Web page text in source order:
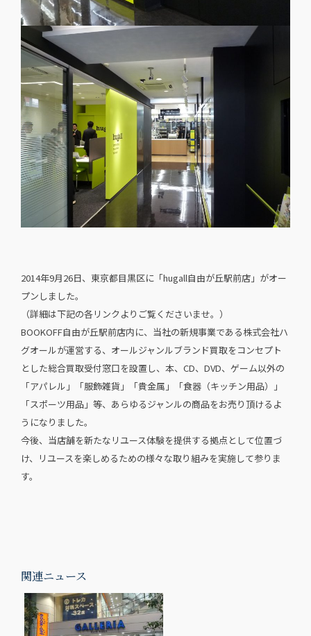
2014年9月26日、東京都目黒区に「hugall自由が丘駅前店」がオー
プンしました。
（詳細は下記の各リンクよりご覧くださいませ。）
BOOKOFF自由が丘駅前店内に、当社の新規事業である株式会社ハ
グオールが運営する、オールジャンルブランド買取をコンセプト
とした総合買取受付窓口を設置し、本、CD、DVD、ゲーム以外の
「アパレル」「服飾雑貨」「貴金属」「食器（キッチン用品）」
「スポーツ用品」等、あらゆるジャンルの商品をお売り頂けるよ
うになりました。
今後、当店舗を新たなリユース体験を提供する拠点として位置づ
け、リユースを楽しめるための様々な取り組みを実施して参りま
す。
関連ニュース